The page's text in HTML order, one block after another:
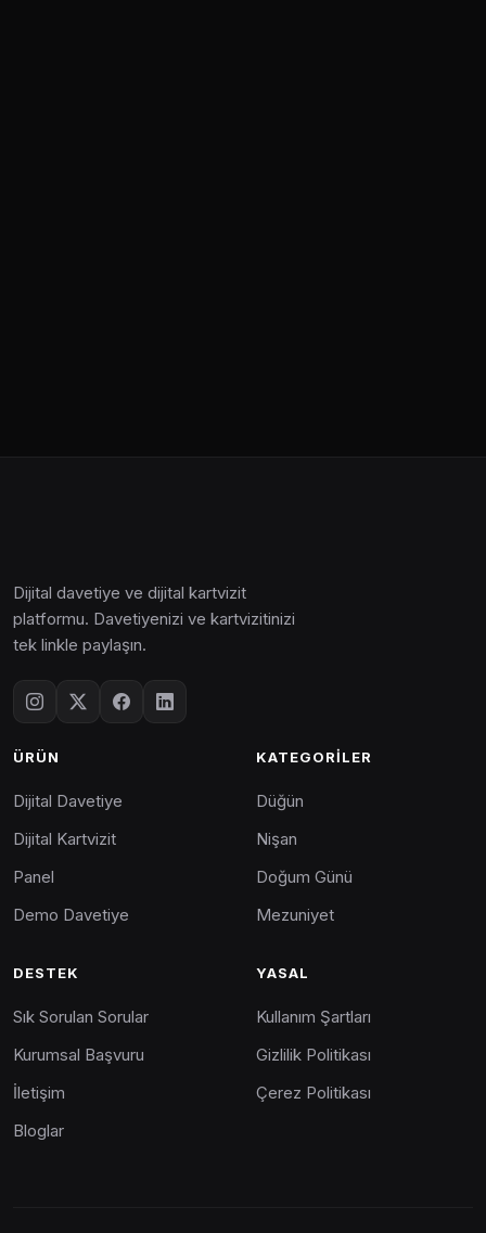
Dijital davetiye ve dijital kartvizit
platformu. Davetiyenizi ve kartvizitinizi
tek linkle paylaşın.
ÜRÜN
Dijital Davetiye
Dijital Kartvizit
Panel
Demo Davetiye
KATEGORILER
Düğün
Nişan
Doğum Günü
Mezuniyet
DESTEK
Sık Sorulan Sorular
Kurumsal Başvuru
İletişim
Bloglar
YASAL
Kullanım Şartları
Gizlilik Politikası
Çerez Politikası